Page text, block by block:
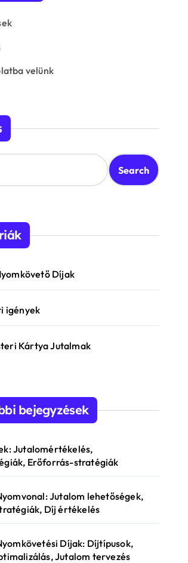
velünk
Díjak
igények
Kártya Jutalmak
bejegyzések
Jutalomértékelés,
Erőforrás-stratégiák
Jutalom lehetőségek,
Díj értékelés
Díjak: Díjtípusok,
Jutalom tervezés